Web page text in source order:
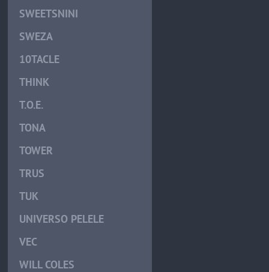
SWEETSNINI
SWEZA
10TACLE
THINK
T.O.E.
TONA
TOWER
TRUS
TUK
UNIVERSO PELELE
VEC
WILL COLES